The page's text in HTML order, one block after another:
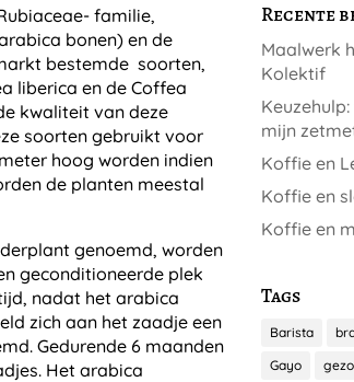
familie,
bonen) en de
bestemde soorten,
liberica en de Coffea
kwaliteit van deze
soorten gebruikt voor
hoog worden indien
de planten meestal
genoemd, worden
geconditioneerde plek
nadat het arabica
zich aan het zaadje een
Gedurende 6 maanden
Het arabica
Recente
Maalwerk
Kolektif
mijn
Koffie en
Koffie en
Koffie en
Tags
Barista
Gayo